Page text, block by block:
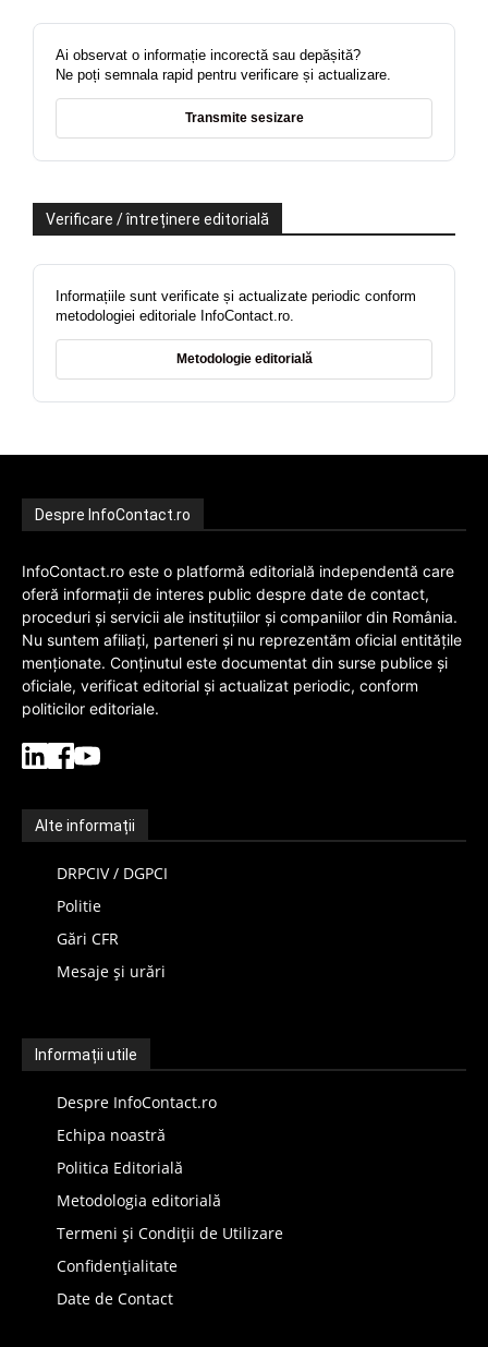
Ai observat o informație incorectă sau depășită?
Ne poți semnala rapid pentru verificare și actualizare.
Transmite sesizare
Verificare / întreținere editorială
Informațiile sunt verificate și actualizate periodic conform
metodologiei editoriale InfoContact.ro.
Metodologie editorială
Despre InfoContact.ro
InfoContact.ro este o platformă editorială independentă care
oferă informații de interes public despre date de contact,
proceduri și servicii ale instituțiilor și companiilor din România.
Nu suntem afiliați, parteneri și nu reprezentăm oficial entitățile
menționate. Conținutul este documentat din surse publice și
oficiale, verificat editorial și actualizat periodic, conform
politicilor editoriale.
Alte informații
DRPCIV / DGPCI
Politie
Gări CFR
Mesaje și urări
Informații utile
Despre InfoContact.ro
Echipa noastră
Politica Editorială
Metodologia editorială
Termeni și Condiții de Utilizare
Confidențialitate
Date de Contact